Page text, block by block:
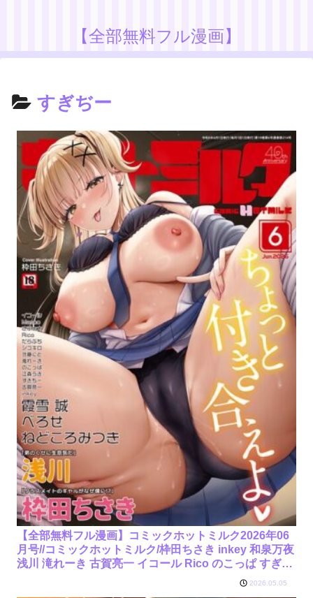
【全部無料フル漫画】
すぎぢー
【全部無料フル漫画】コミックホットミルク2026年06
月号//コミックホットミルク/枠田ちさき inkey 和泉万夜
浅川 滝れーき 古賀亮一 イコール Rico のこっぱ すぎぢ
ー だらぶち ICHICO さふぁ太 べろせ 江森うき 霞雪誠
2026.05.05